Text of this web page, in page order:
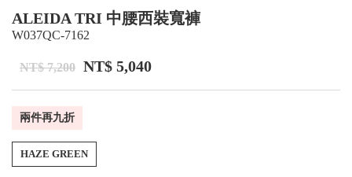
ALEIDA TRI 中腰西裝寬褲
W037QC-7162
NT$ 7,200 NT$ 5,040
兩件再九折
HAZE GREEN